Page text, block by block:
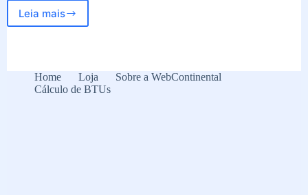
Leia mais
5
você
praticar
Home Loja
Sobre a WebContinental
Cálculo de BTUs